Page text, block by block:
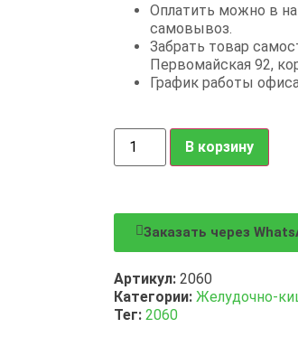
Оплатить можно в
самовывоз.
Забрать товар
Первомайская 92,
График работы
В корзину
Заказать через
Артикул: 2060
Категории: Желудочно-
Тег: 2060